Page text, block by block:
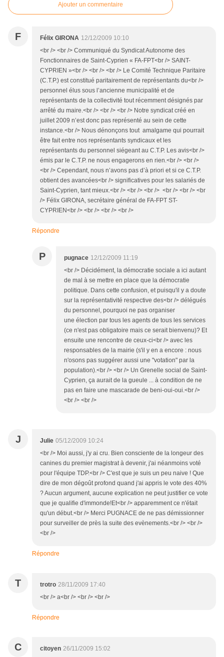
Ajouter un commentaire
F Félix GIRONA 12/12/2009 10:10
<br /> <br /> Communiqué du Syndicat Autonome des
Fonctionnaires de Saint-Cyprien « FA-FPT<br /> SAINT-
CYPRIEN »<br /> <br /> <br /> Le Comité Technique Paritaire
(C.T.P.) est constitué paritairement de représentants du<br />
personnel élus sous l’ancienne municipalité et de
représentants de la collectivité tout récemment désignés par
arrêté du maire.<br /> <br /> <br /> Notre syndicat créé en
juillet 2009 n’est donc pas représenté au sein de cette
instance.<br /> Nous dénonçons tout amalgame qui pourrait
être fait entre nos représentants syndicaux et les
représentants du personnel siégeant au C.T.P. Les avis<br />
émis par le C.T.P. ne nous engagerons en rien.<br /> <br />
<br /> Cependant, nous n’avons pas d’à priori et si ce C.T.P.
obtient des avancées<br /> significatives pour les salariés de
Saint-Cyprien, tant mieux.<br /> <br /> <br /> <br /> <br /> <br
/> Félix GIRONA, secrétaire général de FA-FPT ST-
CYPRIEN<br /> <br /> <br /> <br />
Répondre
P pugnace 12/12/2009 11:19
<br /> Décidément, la démocratie sociale a ici autant
de mal à se mettre en place que la démocratie
politique. Dans cette confusion, et puisqu'il y a doute
sur la représentativité respective des<br /> délégués
du personnel, pourquoi ne pas organiser
une élection par tous les agents de tous les services
(ce n'est pas obligatoire mais ce serait bienvenu)? Et
ensuite une rencontre de ceux-ci<br /> avec les
responsables de la mairie (s'il y en a encore : nous
n'osons pas suggérer aussi une "votation" par la
population).<br /> <br /> Un Grenelle social de Saint-
Cyprien, ça aurait de la gueule ... à condition de ne
pas en faire une mascarade de beni-oui-oui.<br />
<br /> <br />
J Julie 05/12/2009 10:24
<br /> Moi aussi, j'y ai cru. Bien consciente de la longeur des
canines du premier magistrat à devenir, j'ai néanmoins voté
pour l'équipe TDP.<br /> C'est que je suis un peu naive ! Que
dire de mon dégoût profond quand j'ai appris le vote des 40%
? Aucun argument, aucune explication ne peut justifier ce vote
que je qualifie d'immonde!Et<br /> apparemment ce n'était
qu'un début.<br /> Merci PUGNACE de ne pas démissionner
pour surveiller de près la suite des evènements.<br /> <br />
<br />
Répondre
T trotro 28/11/2009 17:40
<br /> a<br /> <br /> <br />
Répondre
C citoyen 26/11/2009 15:02